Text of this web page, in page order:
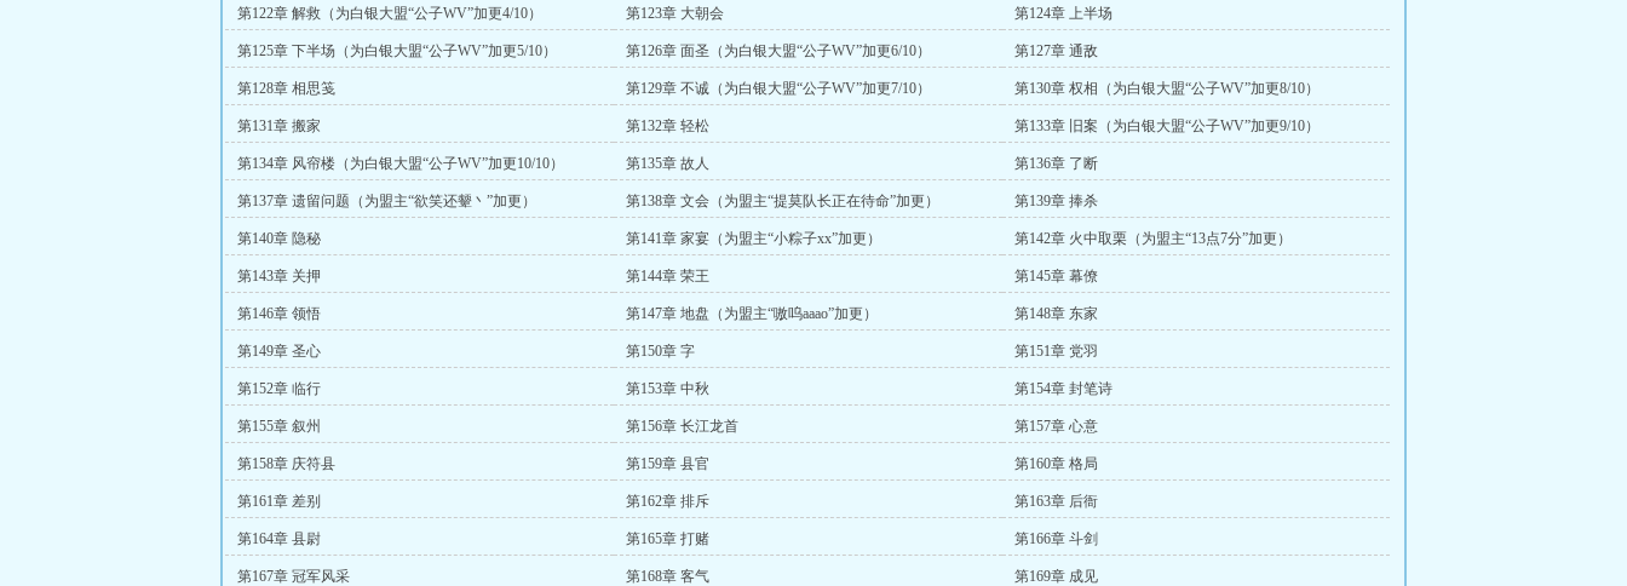
第122章 解救（为白银大盟“公子WV”加更4/10） 第123章 大朝会 第124章 上半场
第125章 下半场（为白银大盟“公子WV”加更5/10） 第126章 面圣（为白银大盟“公子WV”加更6/10） 第127章 通敌
第128章 相思笺 第129章 不诚（为白银大盟“公子WV”加更7/10） 第130章 权相（为白银大盟“公子WV”加更8/10）
第131章 搬家 第132章 轻松 第133章 旧案（为白银大盟“公子WV”加更9/10）
第134章 风帘楼（为白银大盟“公子WV”加更10/10） 第135章 故人 第136章 了断
第137章 遗留问题（为盟主“欲笑还颦丶”加更） 第138章 文会（为盟主“提莫队长正在待命”加更） 第139章 捧杀
第140章 隐秘 第141章 家宴（为盟主“小粽子xx”加更） 第142章 火中取栗（为盟主“13点7分”加更）
第143章 关押 第144章 荣王 第145章 幕僚
第146章 领悟 第147章 地盘（为盟主“嗷呜aaao”加更） 第148章 东家
第149章 圣心 第150章 字 第151章 党羽
第152章 临行 第153章 中秋 第154章 封笔诗
第155章 叙州 第156章 长江龙首 第157章 心意
第158章 庆符县 第159章 县官 第160章 格局
第161章 差别 第162章 排斥 第163章 后衙
第164章 县尉 第165章 打赌 第166章 斗剑
第167章 冠军风采 第168章 客气 第169章 成见